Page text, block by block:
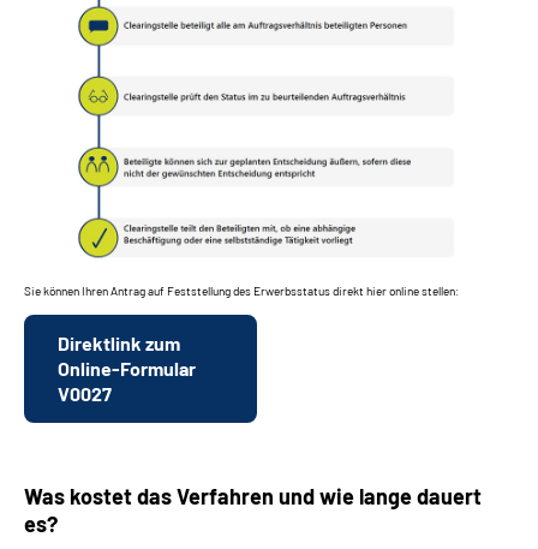
Sie können Ihren Antrag auf Feststellung des Erwerbsstatus direkt hier online stellen:
Direktlink zum
Online-Formular
V0027
Was kostet das Verfahren und wie lange dauert
es?